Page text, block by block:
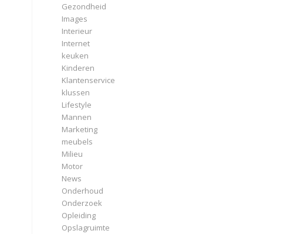
Gezondheid
Images
Interieur
Internet
keuken
Kinderen
Klantenservice
klussen
Lifestyle
Mannen
Marketing
meubels
Milieu
Motor
News
Onderhoud
Onderzoek
Opleiding
Opslagruimte